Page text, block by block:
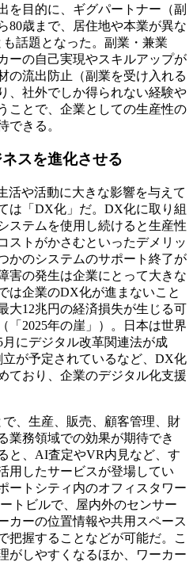
を目的に、ギグパートナー（副
80歳まで、居住地や本業が異な
話題となった。副業・兼業
ーの自己実現やスキルアップが
の流出防止（副業を受け入れる
、社外でしか得られない経験や
ことで、企業としての生産性の
できる。
スを進化させる
活や活動に大きな影響を与えて
は「DX化」だ。DX化に取り組
ステムを使用し続けると生産性
ストがかさむといったデメリッ
かのシステムのサポート終了が
害の発生は企業にとって大きな
は企業のDX化が進まないこと
大12兆円の経済損失が生じる可
「2025年の崖」）。日本は世界
にデジタル改革関連法が成
が予定されているなど、DX化
ており、企業のデジタル化支援
、生産、販売、顧客管理、財
業務領域での効果が期待でき
と、AI査定やVR内見など、す
用したサービスが登場してい
ートシティ内のオフィスタワー
トビルで、屋内外のセンサー
カーの位置情報や共用スペース
把握することなどが可能だ。こ
がしやすくなるほか、ワーカー